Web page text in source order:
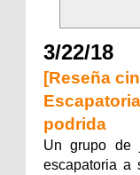
3/22/18
[Reseña
podrida
Un grupo de
escapatoria a